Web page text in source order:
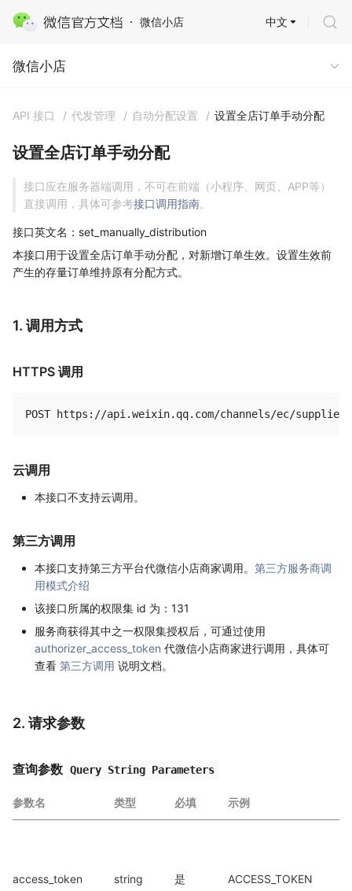
微信小店
微信小店
中文
微信小店
API 接口 / 代发管理 / 自动分配设置 / 设置全店订单手动分配
设置全店订单手动分配
接口应在服务器端调用，不可在前端（小程序、网页、APP等）
直接调用，具体可参考接口调用指南。
接口英文名：set_manually_distribution
本接口用于设置全店订单手动分配，对新增订单生效。设置生效前
产生的存量订单维持原有分配方式。
1. 调用方式
HTTPS 调用
云调用
本接口不支持云调用。
第三方调用
本接口支持第三方平台代微信小店商家调用。 第三方服务商调
用模式介绍
该接口所属的权限集 id 为：131
服务商获得其中之一权限集授权后，可通过使用
authorizer_access_token 代微信小店商家进行调用，具体可
查看 第三方调用 说明文档。
2. 请求参数
查询参数 Query String Parameters
参数名 类型 必填 示例
access_token string 是 ACCESS_TOKEN